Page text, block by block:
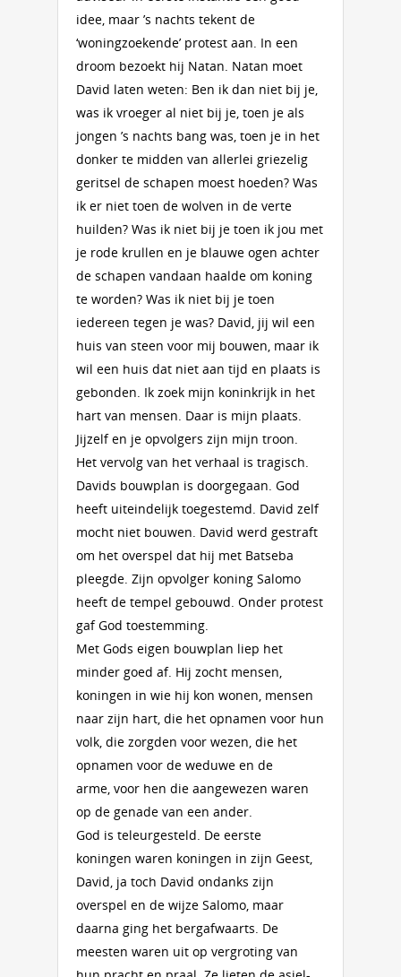
idee, maar ’s nachts tekent de
‘woningzoekende’ protest aan. In een
droom bezoekt hij Natan. Natan moet
David laten weten: Ben ik dan niet bij je,
was ik vroeger al niet bij je, toen je als
jongen ’s nachts bang was, toen je in het
donker te midden van allerlei grieze­lig
geritsel de schapen moest hoeden? Was
ik er niet toen de wolven in de verte
huilden? Was ik niet bij je toen ik jou met
je rode krullen en je blauwe ogen achter
de schapen vandaan haalde om koning
te worden? Was ik niet bij je toen
iedereen tegen je was? David, jij wil een
huis van steen voor mij bouwen, maar ik
wil een huis dat niet aan tijd en plaats is
gebonden. Ik zoek mijn koninkrijk in het
hart van mensen. Daar is mijn plaats.
Jijzelf en je opvolgers zijn mijn troon.
Het vervolg van het verhaal is tragisch.
Davids bouwplan is doorge­gaan. God
heeft uiteindelijk toegestemd. David zelf
mocht niet bouwen. David werd gestraft
om het overspel dat hij met Batseba
pleegde. Zijn opvolger koning Salomo
heeft de tempel gebouwd. Onder protest
gaf God toestemming.
Met Gods eigen bouwplan liep het
minder goed af. Hij zocht mensen,
koningen in wie hij kon wonen, mensen
naar zijn hart, die het opnamen voor hun
volk, die zorgden voor wezen, die het
opnamen voor de weduwe en de
arme, voor hen die aangewezen waren
op de genade van een ander.
God is teleurgesteld. De eerste
koningen waren koningen in zijn Geest,
David, ja toch David ondanks zijn
overspel en de wijze Salomo, maar
daarna ging het bergafwaarts. De
meesten waren uit op vergroting van